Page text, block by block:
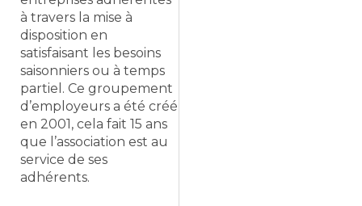
à travers la mise à
disposition en
satisfaisant les besoins
saisonniers ou à temps
partiel. Ce groupement
d’employeurs a été créé
en 2001, cela fait 15 ans
que l’association est au
service de ses
adhérents.